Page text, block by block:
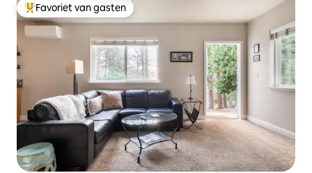
Topfavoriet van gasten
Favoriet van gasten